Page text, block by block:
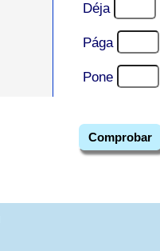
Déja
Pága
Pone
Comprobar